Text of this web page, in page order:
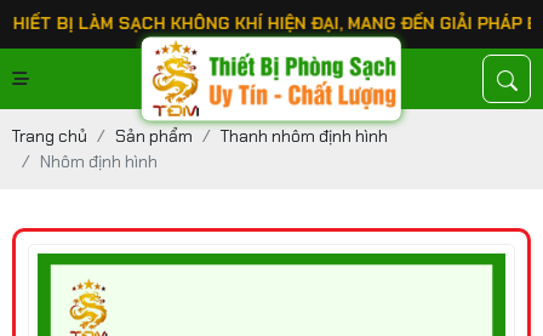
SẠCH KHÔNG KHÍ HIỆN ĐẠI, MANG ĐẾN GIẢI PHÁP BẢO VỆ
Trang chủ Sản phẩm
Thanh nhôm định hình
Nhôm định hình